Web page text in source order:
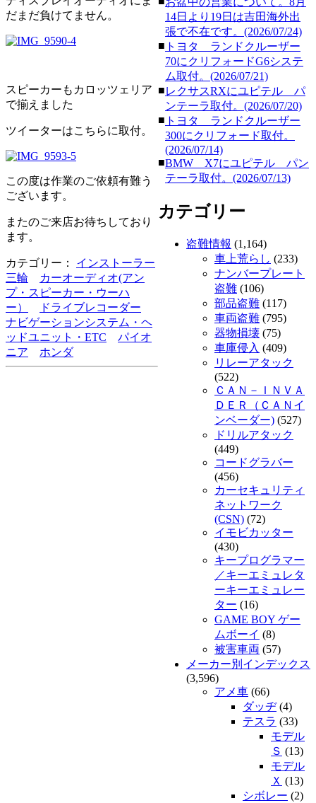
だまだ負けてません。
スピーカーもカロッツェリア
で揃えました
ツイーターはこちらに取付。
この度は作業のご依頼有難う
ございます。
またのご来店お待ちしており
ます。
カテゴリー：
インストーラー
三輪
カーオーディオ(アン
プ・スピーカー・ウーハ
ー）
ドライブレコーダー
ナビゲーションシステム・ヘ
ッドユニット・ETC
パイオ
ニア
ホンダ
14日より19日は吉田海外出
張で不在です。(2026/07/24)
■ トヨタ ランドクルーザー
70にクリフォードG6システ
ム取付。(2026/07/21)
■レクサスRXにユピテル パ
ンテーラ取付。(2026/07/20)
■ トヨタ ランドクルーザー
300にクリフォード取付。
(2026/07/14)
■BMW X7にユピテル パン
テーラ取付。(2026/07/13)
カテゴリー
盗難情報 (1,164)
車上荒らし (233)
ナンバープレート
盗難 (106)
部品盗難 (117)
車両盗難 (795)
器物損壊 (75)
車庫侵入 (409)
リレーアタック
(522)
ＣＡＮ－ＩＮＶＡ
ＤＥＲ（ＣＡＮイ
ンベーダー) (527)
ドリルアタック
(449)
コードグラバー
(456)
カーセキュリティ
ネットワーク
(CSN) (72)
イモビカッター
(430)
キープログラマー
／キーエミュレタ
ーキーエミュレー
ター (16)
GAME BOY ゲー
ムボーイ (8)
被害車両 (57)
メーカー別インデックス
(3,596)
アメ車 (66)
ダッヂ(4)
テスラ (33)
モデル
Ｓ (13)
モデル
Ｘ (13)
シボレー (2)